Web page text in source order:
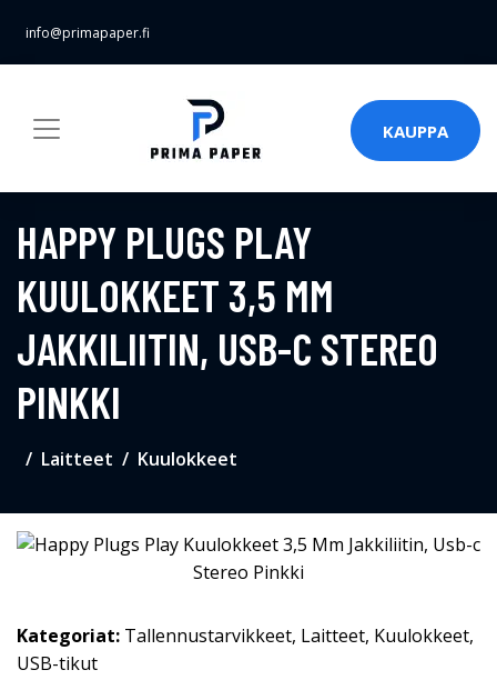
info@primapaper.fi
KAUPPA
HAPPY PLUGS PLAY
KUULOKKEET 3,5 MM
JAKKILIITIN, USB-C STEREO
PINKKI
Laitteet Kuulokkeet
Kategoriat: Tallennustarvikkeet, Laitteet, Kuulokkeet,
USB-tikut